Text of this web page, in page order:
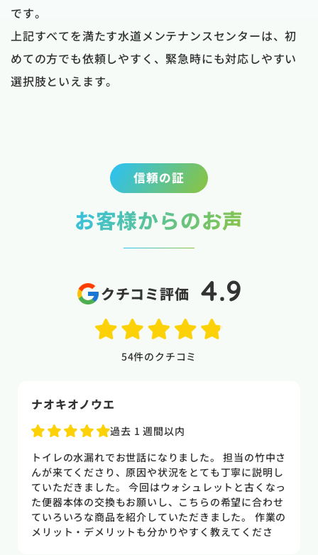
です。
上記すべてを満たす水道メンテナンスセンターは、初
めての方でも依頼しやすく、緊急時にも対応しやすい
選択肢といえます。
信頼の証
お客様からのお声
クチコミ評価 4.9
54件のクチコミ
naoki higasi
1 か月前
トイレの水漏れがあり来ていただきました。水漏れ箇
所もすぐに判明しました。10数年使用していた一体型
のトイレだった為使いやすさ等しっかりと説明してい
ただき交換する事になりました。正直痛い出費でした
が発見が早かったので壁や床の工事を考えるとまだ費
用は抑えれました。今回担当して頂いた竹中さんは人